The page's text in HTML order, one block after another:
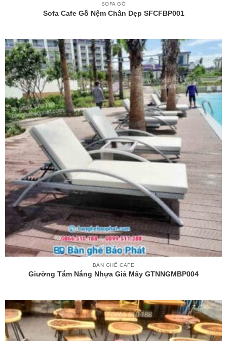
SOFA GỖ
Sofa Cafe Gỗ Nệm Chân Dẹp SFCFBP001
BÀN GHẾ CAFE
Giường Tắm Nắng Nhựa Giả Mây GTNNGMBP004